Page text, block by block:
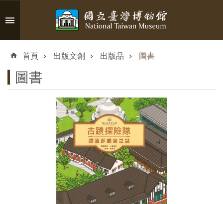
跳到主要內容區塊
搜
首頁 出版文創 出版品 圖書
圖書